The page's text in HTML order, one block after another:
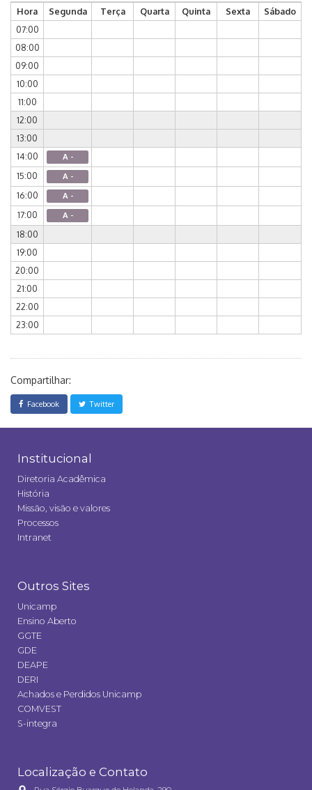
Hora Segunda Terça Quarta Quinta Sexta
Sábado
07:00
08:00
09:00
10:00
11:00
12:00
13:00
14:00
A -
15:00 A -
16:00 A -
17:00 A -
18:00
19:00
20:00
21:00
22:00
23:00
Compartilhar:
Facebook Twitter
Institucional
Diretoria Acadêmica
História
Missão, visão e valores
Processos
Intranet
Outros Sites
Unicamp
Ensino Aberto
GGTE
GDE
DEAPE
DERI
Achados e Perdidos Unicamp
COMVEST
S-integra
Localização e Contato